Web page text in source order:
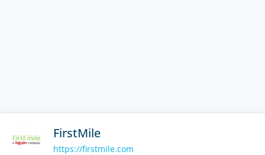
FirstMile
https://firstmile.com